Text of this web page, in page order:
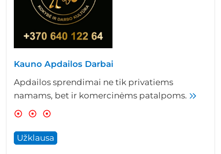
Kauno Apdailos Darbai
Apdailos sprendimai ne tik privatiems
namams, bet ir komercinėms patalpoms.
Užklausa